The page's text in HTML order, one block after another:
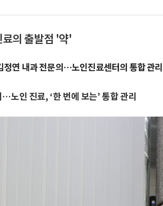
의 출발점 '약'
정연 내과 전문의…노인진료센터의 통합 관리
노인 진료, ‘한 번에 보는’ 통합 관리